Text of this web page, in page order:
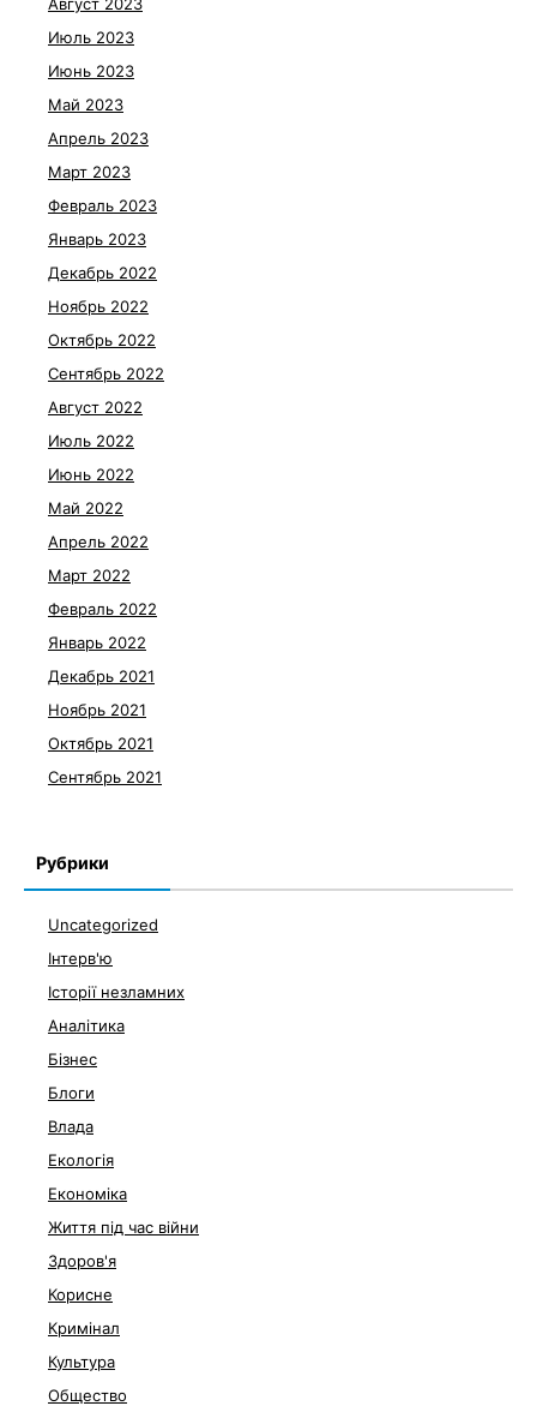
Июль 2023
Июнь 2023
Май 2023
Апрель 2023
Март 2023
Февраль 2023
Январь 2023
Декабрь 2022
Ноябрь 2022
Октябрь 2022
Сентябрь 2022
Август 2022
Июль 2022
Июнь 2022
Май 2022
Апрель 2022
Март 2022
Февраль 2022
Январь 2022
Декабрь 2021
Ноябрь 2021
Октябрь 2021
Сентябрь 2021
Рубрики
Uncategorized
Інтерв'ю
Історії незламних
Аналітика
Бізнес
Блоги
Влада
Екологія
Економіка
Життя під час війни
Здоров'я
Корисне
Кримінал
Культура
Общество